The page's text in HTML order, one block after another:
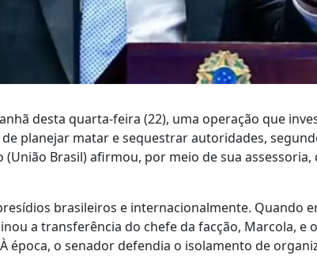
desta quarta-feira (22), uma operação que
planejar matar e sequestrar autoridades,
(União Brasil) afirmou, por meio de sua assessoria,
brasileiros e internacionalmente. Quando
a transferência do chefe da facção, Marcola, e
época, o senador defendia o isolamento de